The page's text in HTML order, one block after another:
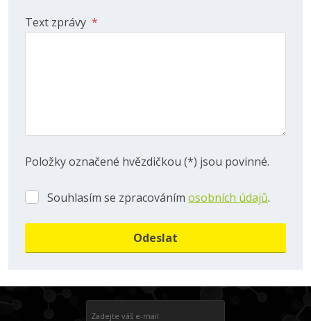
Text zprávy *
Položky označené hvězdičkou (*) jsou povinné.
Souhlasím
zpracováním
Souhlasím se zpracováním osobních údajů.
Odeslat
se
nepodařilo